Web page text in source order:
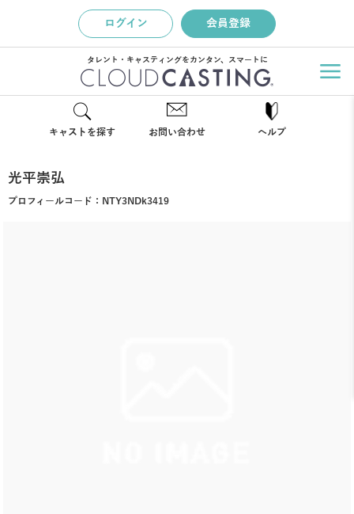
ログイン 会員登録
タレント・キャスティングをカンタン、スマートに
キャストを探す お問い合わせ ヘルプ
光平崇弘
プロフィールコード： NTY3NDk3419